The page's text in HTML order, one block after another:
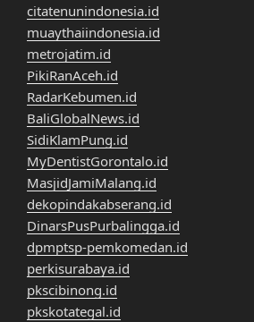
citatenunindonesia.id
muaythaiindonesia.id
metrojatim.id
PikiRanAceh.id
RadarKebumen.id
BaliGlobalNews.id
SidiKlamPung.id
MyDentistGorontalo.id
MasjidJamiMalang.id
dekopindakabserang.id
DinarsPusPurbalingga.id
dpmptsp-pemkomedan.id
perkisurabaya.id
pkscibinong.id
pkskotategal.id